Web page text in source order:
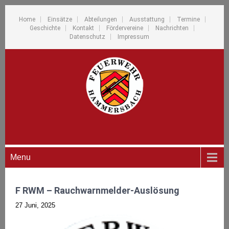
Home Einsätze Abteilungen Ausstattung
Termine
Geschichte
Kontakt Fördervereine
Nachrichten
Datenschutz
Impressum
Menu
F RWM – Rauchwarnmelder-Auslösung
27 Juni, 2025